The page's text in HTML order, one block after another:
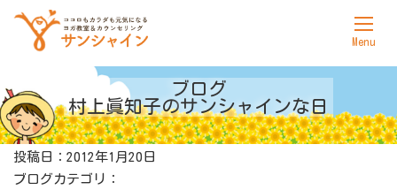
サンシャインについて
ヨガ
ブログ
村上眞知子のサンシャインな日
投稿日：2012年1月20日
ブログカテゴリ：